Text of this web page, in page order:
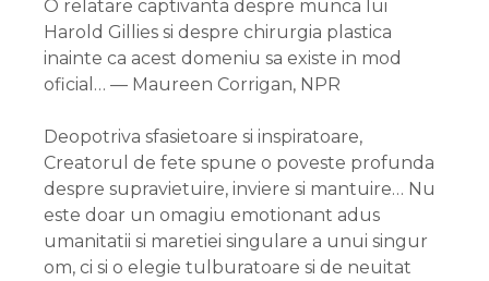
O relatare captivanta despre munca lui
Harold Gillies si despre chirurgia plastica
inainte ca acest domeniu sa existe in mod
oficial… — Maureen Corrigan, NPR
Deopotriva sfasietoare si inspiratoare,
Creatorul de fete spune o poveste profunda
despre supravietuire, inviere si mantuire… Nu
este doar un omagiu emotionant adus
umanitatii si maretiei singulare a unui singur
om, ci si o elegie tulburatoare si de neuitat